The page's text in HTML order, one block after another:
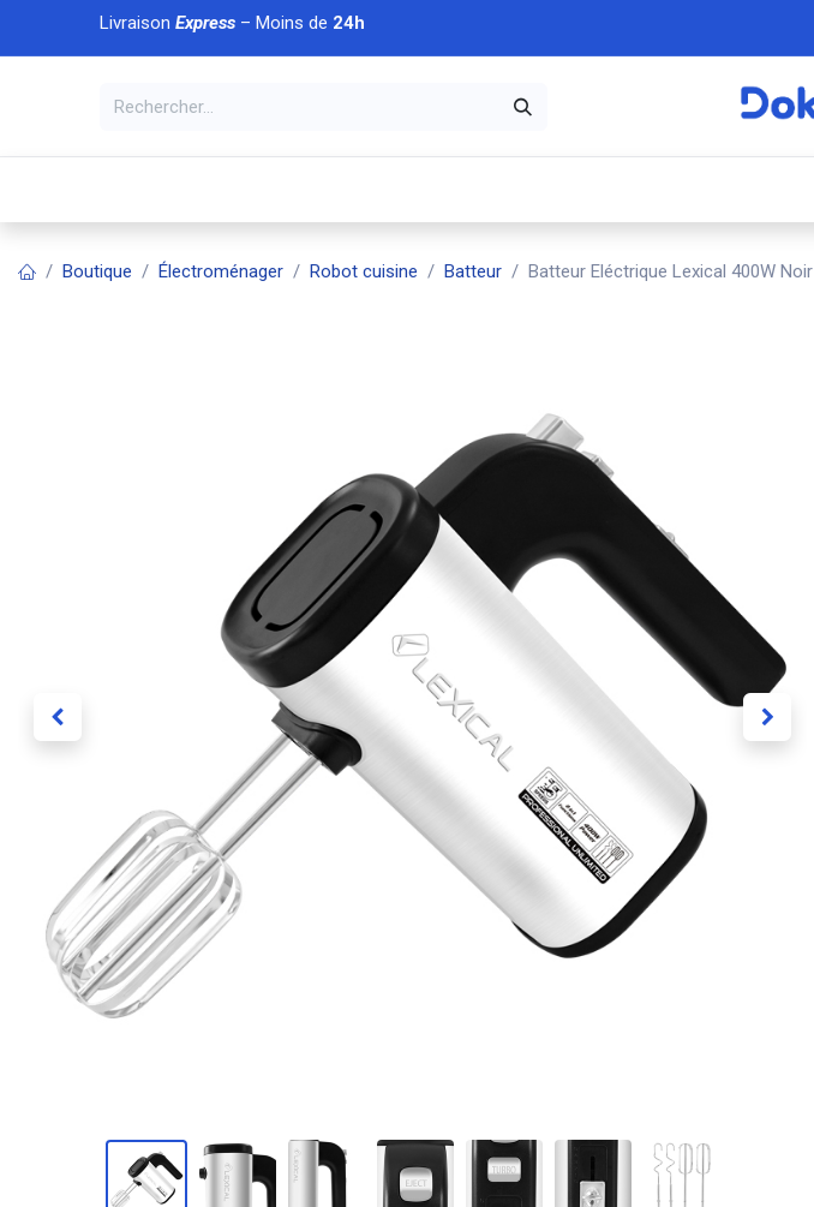
Se rendre au contenu
Livraison Express– Moins de 24h
À DÉCOUVRIR
Boutique Électroménager Robot cuisine Batteur Batteur Eléctrique Lexical 400W Noir